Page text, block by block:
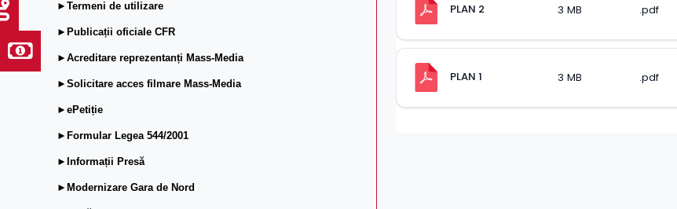
►Termeni de utilizare
►Publicații oficiale CFR
►Acreditare reprezentanți Mass-Media
►Solicitare acces filmare Mass-Media
►ePetiție
►Formular Legea 544/2001
►Informații Presă
►Modernizare Gara de Nord
PLAN 2 3 MB .pdf
PLAN 1 3 MB .pdf